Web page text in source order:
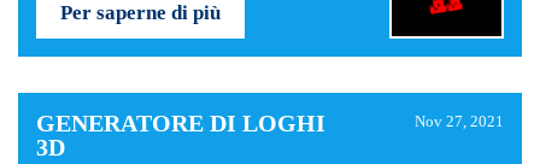
Per saperne di più
GENERATORE DI LOGHI
3D
Nov 27, 2021